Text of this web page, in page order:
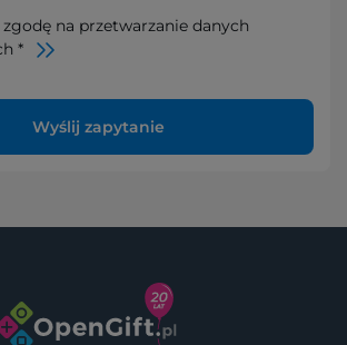
na przetwarzanie danych
*
Wyślij zapytanie